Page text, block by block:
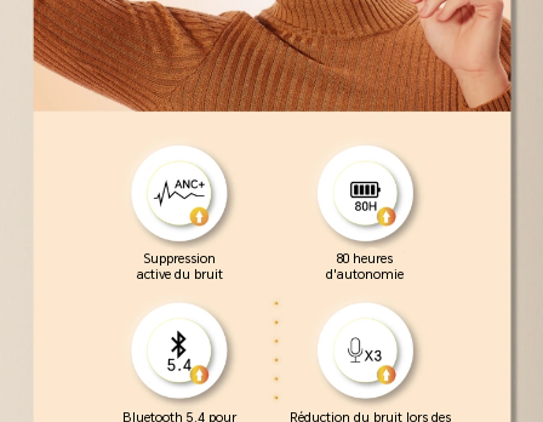
Suppression
active du bruit
80 heures
d'autonomie
Bluetooth 5.4 pour
Réduction du bruit lors des